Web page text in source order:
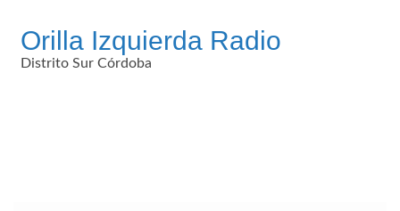
contenido
Orilla Izquierda Radio
Distrito Sur Córdoba